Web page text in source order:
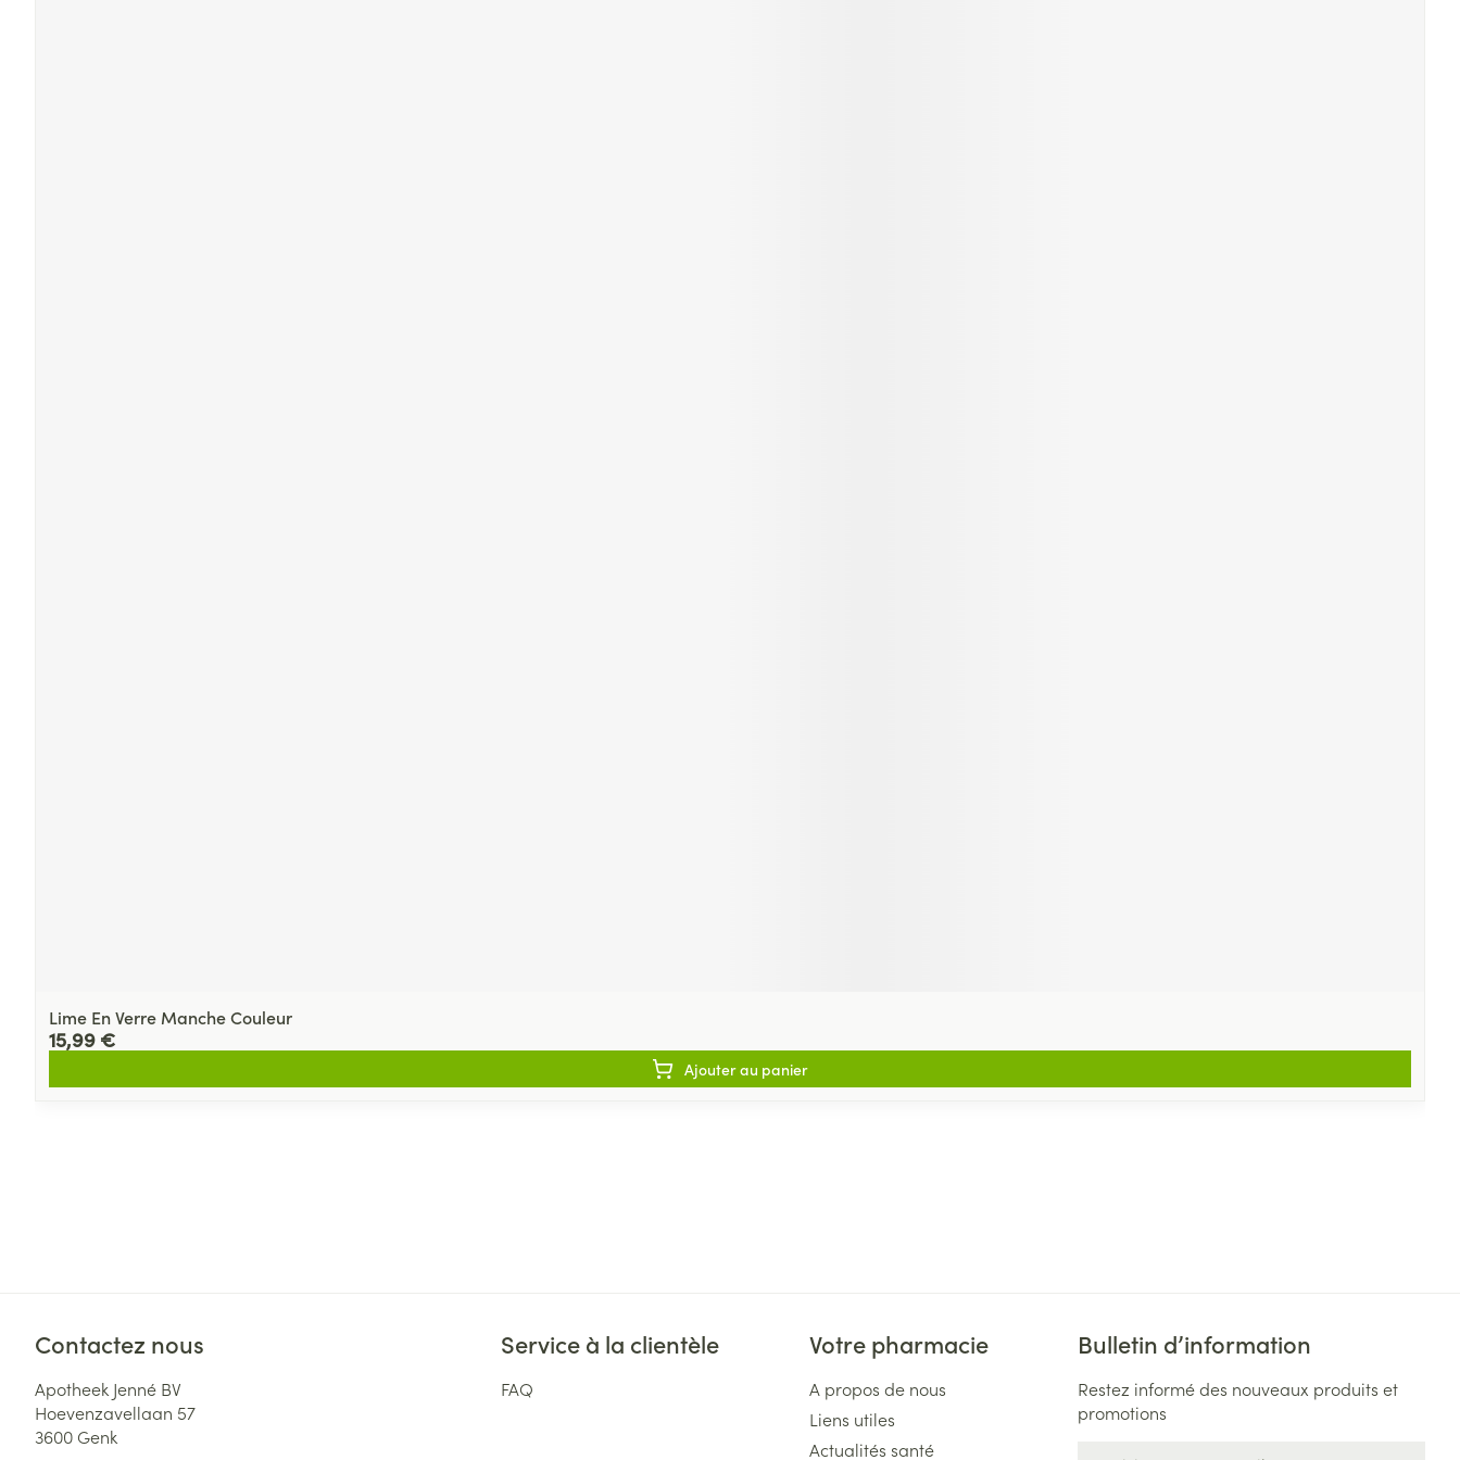
Lime En Verre Manche Couleur
15,99 €
Ajouter au panier
Contactez nous
Apotheek Jenné BV
Hoevenzavellaan 57
3600 Genk
Service à la clientèle
FAQ
Votre pharmacie
A propos de nous
Liens utiles
Actualités santé
Bulletin d’information
Restez informé des nouveaux produits et
promotions